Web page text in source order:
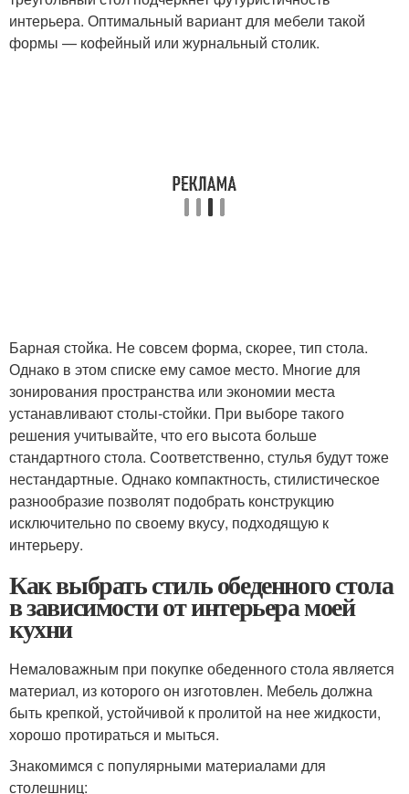
интерьера. Оптимальный вариант для мебели такой
формы — кофейный или журнальный столик.
Барная стойка. Не совсем форма, скорее, тип стола.
Однако в этом списке ему самое место. Многие для
зонирования пространства или экономии места
устанавливают столы-стойки. При выборе такого
решения учитывайте, что его высота больше
стандартного стола. Соответственно, стулья будут тоже
нестандартные. Однако компактность, стилистическое
разнообразие позволят подобрать конструкцию
исключительно по своему вкусу, подходящую к
интерьеру.
Как выбрать стиль обеденного стола
в зависимости от интерьера моей
кухни
Немаловажным при покупке обеденного стола является
материал, из которого он изготовлен. Мебель должна
быть крепкой, устойчивой к пролитой на нее жидкости,
хорошо протираться и мыться.
Знакомимся с популярными материалами для
столешниц: